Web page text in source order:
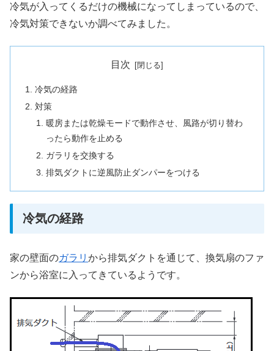
冷気が入ってくるだけの機械になってしまっているので、
冷気対策できないか調べてみました。
目次
冷気の経路
対策
暖房または乾燥モードで動作させ、風路が切り替わ
ったら動作を止める
ガラリを交換する
排気ダクトに逆風防止ダンパーをつける
冷気の経路
家の壁面のガラリ から排気ダクトを通じて、換気扇のファ
ンから浴室に入ってきているようです。